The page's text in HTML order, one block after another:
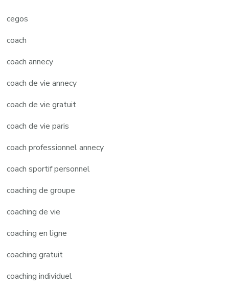
cegos
coach
coach annecy
coach de vie annecy
coach de vie gratuit
coach de vie paris
coach professionnel annecy
coach sportif personnel
coaching de groupe
coaching de vie
coaching en ligne
coaching gratuit
coaching individuel